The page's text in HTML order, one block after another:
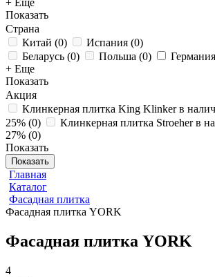
+ Еще
Показать
Страна
Китай (0) Испания (0)
Беларусь (0) Польша (0) Германия
+ Еще
Показать
Акция
Клинкерная плитка King Klinker в
25% (0)
Клинкерная плитка Stroeher в
27% (0)
Показать
Показать
Главная
Каталог
Фасадная плитка
Фасадная плитка YORK
Фасадная плитка YORK
4